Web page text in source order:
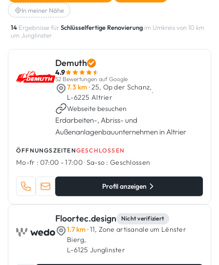
Stellenbörse
Sind Sie Handwerker?
Einloggen
In meiner Nähe
14 Ergebnisse fürSchlüsselfertige Renovierung im Umkreis von 10 km
um Junglinster
Demuth
4.9
52 Bewertungen auf Google
7.3 km · 25, Op der Schanz,
L-6225 Altrier
·
Webseite besuchen
Erdarbeiten-, Abriss- und
Außenanlagenbauunternehmen in Altrier
ÖFFNUNGSZEITENGESCHLOSSEN
Mo-fr : 07:00 - 17:00·Sa-so : Geschlossen
Profil anzeigen
Floortec.design Nicht verifiziert
1.7 km · 11, Zone artisanale um Lënster
Bierg,
L-6125 Junglinster